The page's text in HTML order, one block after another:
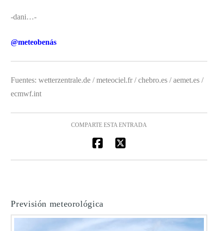
-dani…-
@meteobenás
Fuentes: wetterzentrale.de / meteociel.fr / chebro.es / aemet.es /
ecmwf.int
COMPARTE ESTA ENTRADA
Previsión meteorológica